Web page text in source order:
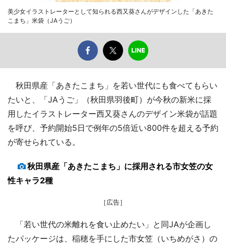
美少女イラストレーターとして知られる西又葵さんがデザインした「あきた
こまち」米袋（JAうご）
秋田県産「あきたこまち」を若い世代にも食べてもらい
たいと、「JAうご」（秋田県羽後町）が今秋の新米に採
用したイラストレーター西又葵さんのデザイン米袋が話題
を呼び、予約開始5日で例年の5倍近い800件を超える予約
が寄せられている。
秋田県産「あきたこまち」に採用される市女笠の女
性キャラ2種
［広告］
「若い世代の米離れを食い止めたい」と同JAが企画し
たパッケージは、稲穂を手にした市女笠（いちめがさ）の